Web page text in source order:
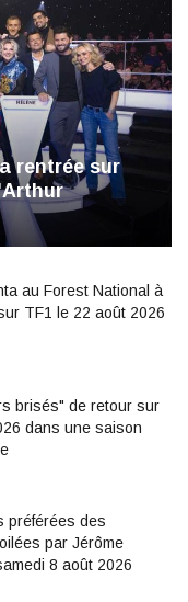
rentrée sur
au Forest National à
TF1 le 22 août 2026
brisés" de retour sur
dans une saison
préférées des
par Jérôme
8 août 2026